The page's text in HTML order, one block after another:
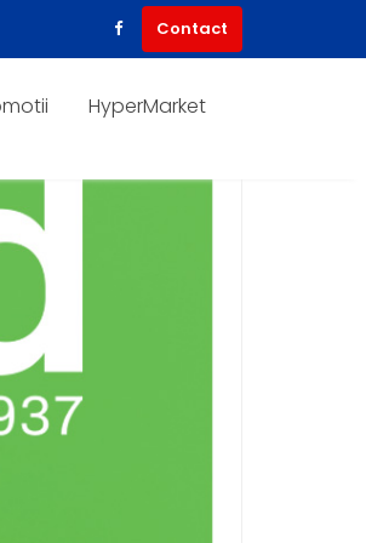
Contact
HyperMarket